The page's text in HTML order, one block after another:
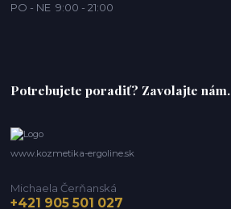
PO - NE 9:00 - 21:00
Potrebujete poradiť? Zavolajte nám.
www.kozmetika-ergoline.sk
Michaela Čerňanská
+421 905 501 027